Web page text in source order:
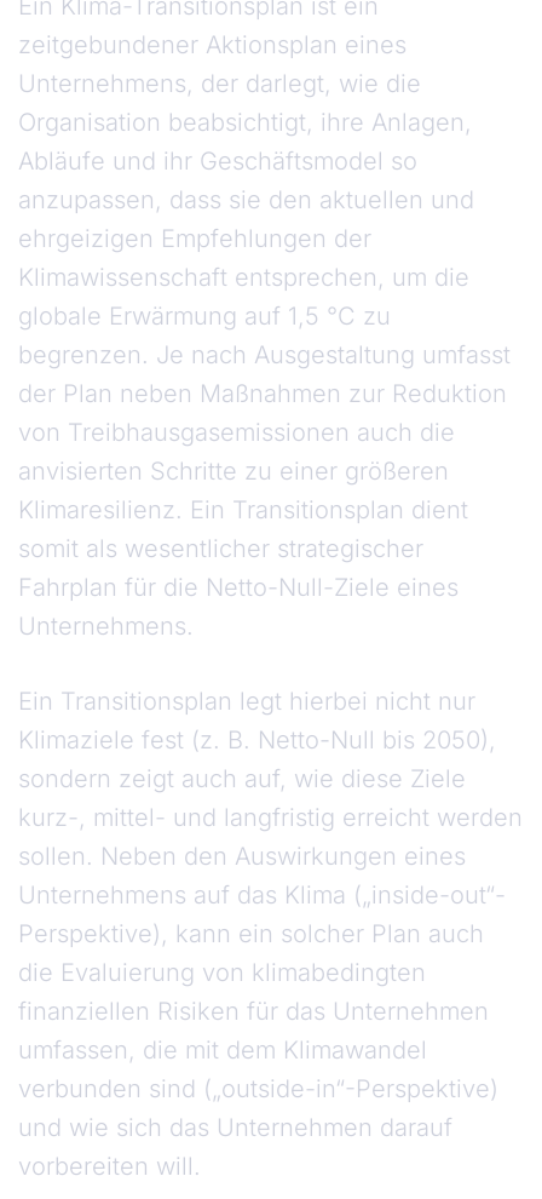
Ein Klima-Transitionsplan ist ein
zeitgebundener Aktionsplan eines
Unternehmens, der darlegt, wie die
Organisation beabsichtigt, ihre Anlagen,
Abläufe und ihr Geschäftsmodel so
anzupassen, dass sie den aktuellen und
ehrgeizigen Empfehlungen der
Klimawissenschaft entsprechen, um die
globale Erwärmung auf 1,5 °C zu
begrenzen. Je nach Ausgestaltung umfasst
der Plan neben Maßnahmen zur Reduktion
von Treibhausgasemissionen auch die
anvisierten Schritte zu einer größeren
Klimaresilienz. Ein Transitionsplan dient
somit als wesentlicher strategischer
Fahrplan für die Netto-Null-Ziele eines
Unternehmens.
Ein Transitionsplan legt hierbei nicht nur
Klimaziele fest (z. B. Netto-Null bis 2050),
sondern zeigt auch auf, wie diese Ziele
kurz-, mittel- und langfristig erreicht werden
sollen. Neben den Auswirkungen eines
Unternehmens auf das Klima („inside-out“-
Perspektive), kann ein solcher Plan auch
die Evaluierung von klimabedingten
finanziellen Risiken für das Unternehmen
umfassen, die mit dem Klimawandel
verbunden sind („outside-in“-Perspektive)
und wie sich das Unternehmen darauf
vorbereiten will.